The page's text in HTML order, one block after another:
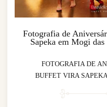
Fotografia de
Sapeka em Mogi
FOTOGRAFIA DE
BUFFET VIRA